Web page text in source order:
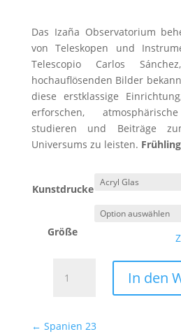
Das Izaña Observatorium
von Teleskopen und
Telescopio Carlos
hochauflösenden Bilder
diese erstklassige
erforschen,
studieren und Beiträge
Universums zu leisten.
Kunstdrucke
Größe
In den
← Spanien 23